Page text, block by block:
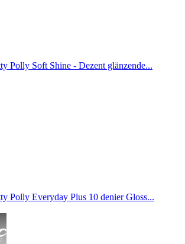
Polly Soft Shine - Dezent glänzende...
Polly Everyday Plus 10 denier Gloss...